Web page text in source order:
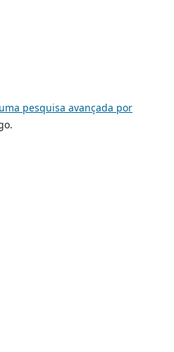
pesquisa avançada por